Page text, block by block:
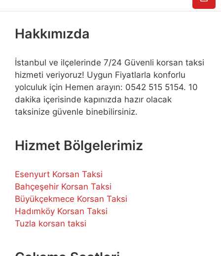
Hakkımızda
İstanbul ve ilçelerinde 7/24 Güvenli korsan taksi
hizmeti veriyoruz! Uygun Fiyatlarla konforlu
yolculuk için Hemen arayın: 0542 515 5154. 10
dakika içerisinde kapınızda hazır olacak
taksinize güvenle binebilirsiniz.
Hizmet Bölgelerimiz
Esenyurt Korsan Taksi
Bahçeşehir Korsan Taksi
Büyükçekmece Korsan Taksi
Hadımköy Korsan Taksi
Tuzla korsan taksi